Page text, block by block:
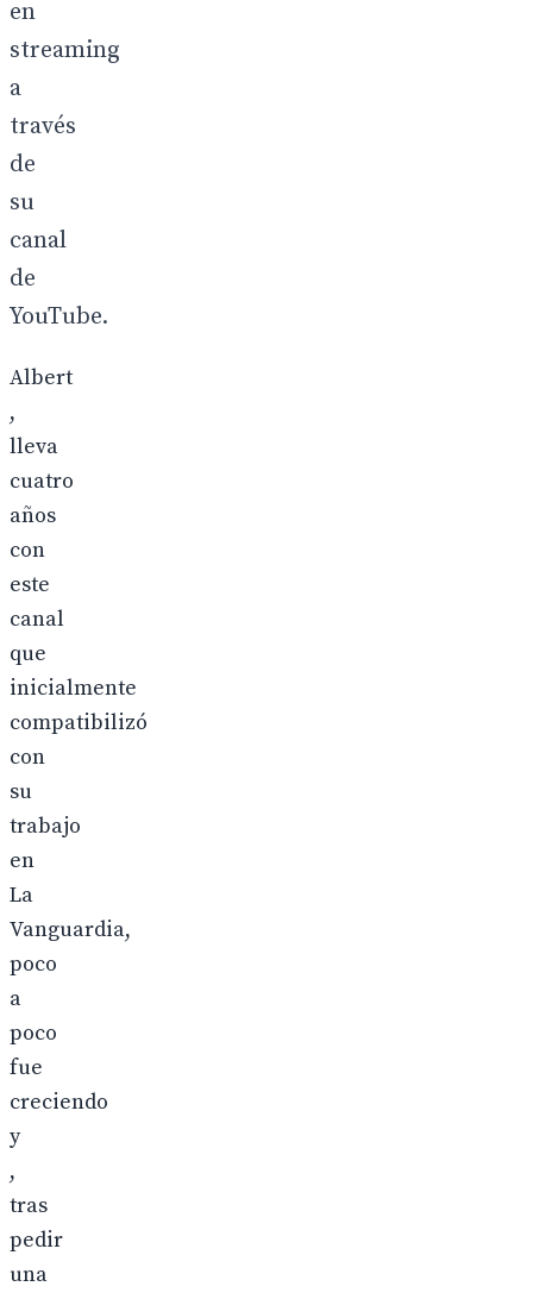
en
streaming
a
través
de
su
canal
de
YouTube.
Albert
,
lleva
cuatro
años
con
este
canal
que
inicialmente
compatibilizó
con
su
trabajo
en
La
Vanguardia,
poco
a
poco
fue
creciendo
y
,
tras
pedir
una